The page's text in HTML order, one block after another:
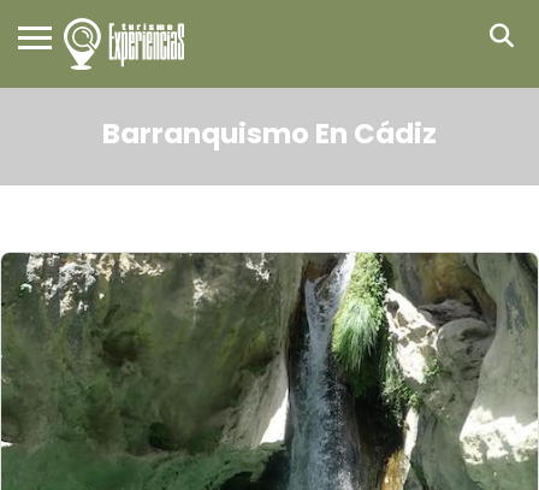
Barranquismo En Cádiz